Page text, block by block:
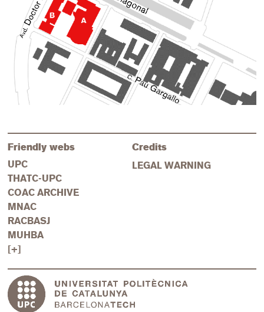
Friendly webs
UPC
THATC-UPC
COAC ARCHIVE
MNAC
RACBASJ
MUHBA
[+]
Credits
LEGAL WARNING